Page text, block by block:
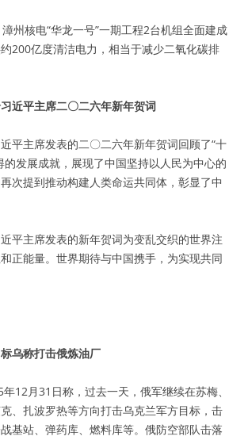
州核电“华龙一号”一期工程2台机组全面建成
200亿度清洁电力，相当于减少二氧化碳排
近平主席二〇二六年新年贺词
平主席发表的二〇二六年新年贺词回顾了“十
的发展成就，展现了中国坚持以人民为中心的
次提到推动构建人类命运共同体，彰显了中
平主席发表的新年贺词为变乱交织的世界注
正能量。世界期待与中国携手，为实现共同
乌称打击俄炼油厂
12月31日称，过去一天，俄军继续在苏梅、
、扎波罗热等方向打击乌克兰军方目标，击
基站、弹药库、燃料库等。俄防空部队击落